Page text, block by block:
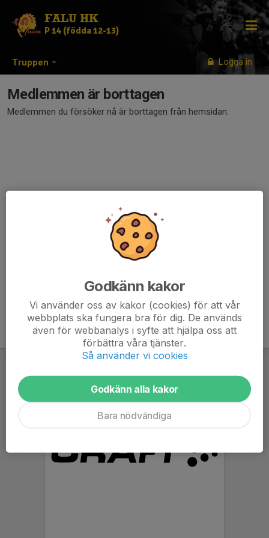
Truppen Logga in
FALU HK
P 14 (födda 12-13)
Medlemmen är borttagen
Medlemmen du försöker nå är borttagen från hemsidan.
Godkänn kakor
Vi använder oss av kakor (cookies) för att vår
webbplats ska fungera bra för dig. De används
även för webbanalys i syfte att hjälpa oss att
förbättra våra tjänster.
Så använder vi cookies
Godkänn alla kakor
Bara nödvändiga